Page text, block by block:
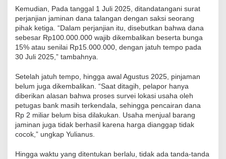
Kemudian, Pada tanggal 1 Juli 2025, ditandatangani surat
perjanjian jaminan dana talangan dengan saksi seorang
pihak ketiga. “Dalam perjanjian itu, disebutkan bahwa dana
sebesar Rp100.000.000 wajib dikembalikan beserta bunga
15% atau senilai Rp15.000.000, dengan jatuh tempo pada
30 Juli 2025,” tambahnya.
Setelah jatuh tempo, hingga awal Agustus 2025, pinjaman
belum juga dikembalikan. “Saat ditagih, pelapor hanya
diberikan alasan bahwa proses survei lokasi usaha oleh
petugas bank masih terkendala, sehingga pencairan dana
Rp 2 miliar belum bisa dilakukan. Usaha menjual barang
jaminan juga tidak berhasil karena harga dianggap tidak
cocok,” ungkap Yulianus.
Hingga waktu yang ditentukan berlalu, tidak ada tanda-tanda